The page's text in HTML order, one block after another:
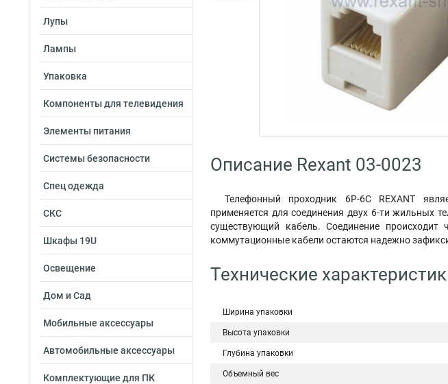
Лупы
Лампы
Упаковка
Компоненты для телевидения
Элементы питания
Системы безопасности
Спец одежда
СКС
Шкафы 19U
Освещение
Дом и Сад
Мобильные аксессуары
Автомобильные аксессуары
Комплектующие для ПК
Описание Rexant 03-0023
Телефонный проходник 6Р-6С REXANT
применяется для соединения двух 6-ти жильных
существующий кабель. Соединение
коммутационные кабели остаются надежно
Технические
Ширина упаковки
Высота упаковки
Глубина упаковки
Объемный вес